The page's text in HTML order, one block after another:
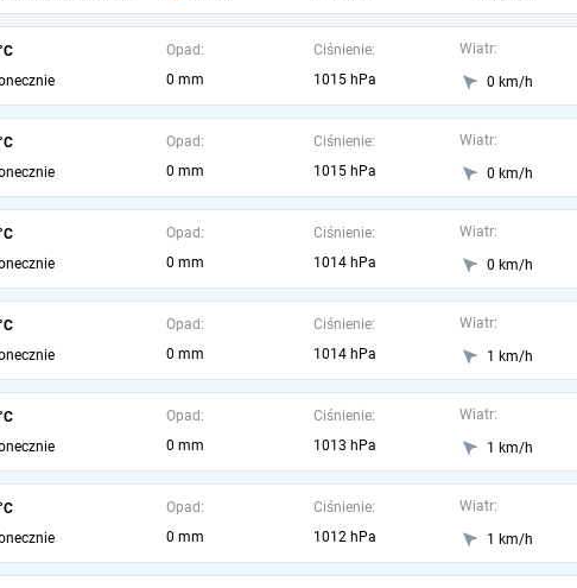
Opad:
0 mm
Ciśnienie:
1015 hPa
Wiatr:
0 km/h
Opad:
0 mm
Ciśnienie:
1015 hPa
Wiatr:
0 km/h
Opad:
0 mm
Ciśnienie:
1014 hPa
Wiatr:
0 km/h
Opad:
0 mm
Ciśnienie:
1014 hPa
Wiatr:
1 km/h
Opad:
0 mm
Ciśnienie:
1013 hPa
Wiatr:
1 km/h
Opad:
0 mm
Ciśnienie:
1012 hPa
Wiatr:
1 km/h